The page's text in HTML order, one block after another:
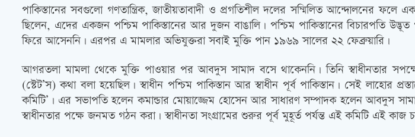
পাকিস্তানের সবগুলো গণতান্ত্রিক, জাতীয়তাবাদী ও প্রগতিশীল দলের সম্মিলিত আন্দোলনের ফলে
ছিলেন, এদের একজন পশ্চিম পাকিস্তানের আর দুজন বাঙালি। পশ্চিম পাকিস্তানের বিচারপতি
ফিরে আসেননি। এরপর এ মামলার অভিযুক্তরা সবাই মুক্তি পান ১৯৬৯ সালের ২২ ফেব্রুয়ারি।
আগরতলা মামলা থেকে মুক্তি পাওয়ার পর আবদুস সামাদ বসে থাকেননি। তিনি স্বাধীনতার
(স্টেট’স) কথা বলা হয়েছিল। স্বাধীন পশ্চিম পাকিস্তান আর স্বাধীন পূর্ব পাকিস্তান। সেই লাহোর
কমিটি’। এর সভাপতি হলেন কমান্ডার মোয়াজ্জেম হোসেন আর সাধারণ সম্পাদক হলেন আবদুস
স্বাধীনতার পক্ষে জনমত গঠন করা। স্বাধীনতা সংগ্রামের শুরুর পূর্ব মুহূর্ত পর্যন্ত এই কমিটি এই কাজ